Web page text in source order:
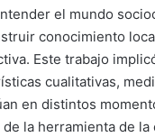
el mundo
conocimiento
Este trabajo
cualitativas,
en distintos
la herramienta de la